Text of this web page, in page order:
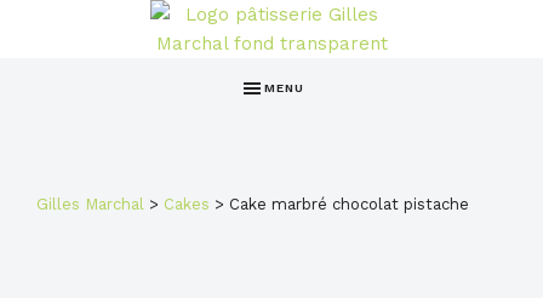
GILLES
MENU
Gilles Marchal > Cakes > Cake marbré chocolat pistache